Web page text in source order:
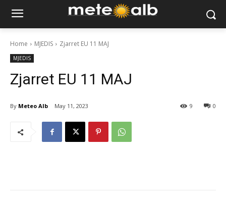
Home MJEDIS Zjarret EU 11 MAJ
MJEDIS
Zjarret EU 11 MAJ
By Meteo Alb May 11, 2023 0
9